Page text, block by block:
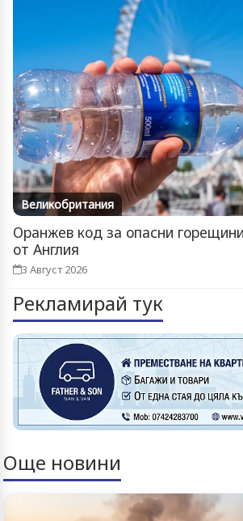
Великобритания
Оранжев код за опасни
от Англия
3 Август 2026
Рекламирай тук
Още новини